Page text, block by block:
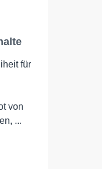
für
von
...